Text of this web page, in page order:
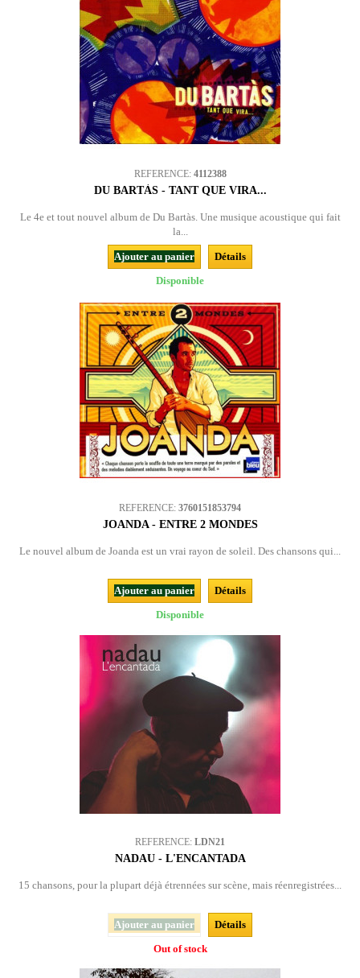
REFERENCE: 4112388
DU BARTÀS - TANT QUE VIRA...
Le 4e et tout nouvel album de Du Bartàs. Une musique acoustique qui fait
la...
Ajouter au panier
Détails
Disponible
REFERENCE: 3760151853794
JOANDA - ENTRE 2 MONDES
Le nouvel album de Joanda est un vrai rayon de soleil. Des chansons qui...
Ajouter au panier
Détails
Disponible
REFERENCE: LDN21
NADAU - L'ENCANTADA
15 chansons, pour la plupart déjà étrennées sur scène, mais réenregistrées...
Ajouter au panier
Détails
Out of stock